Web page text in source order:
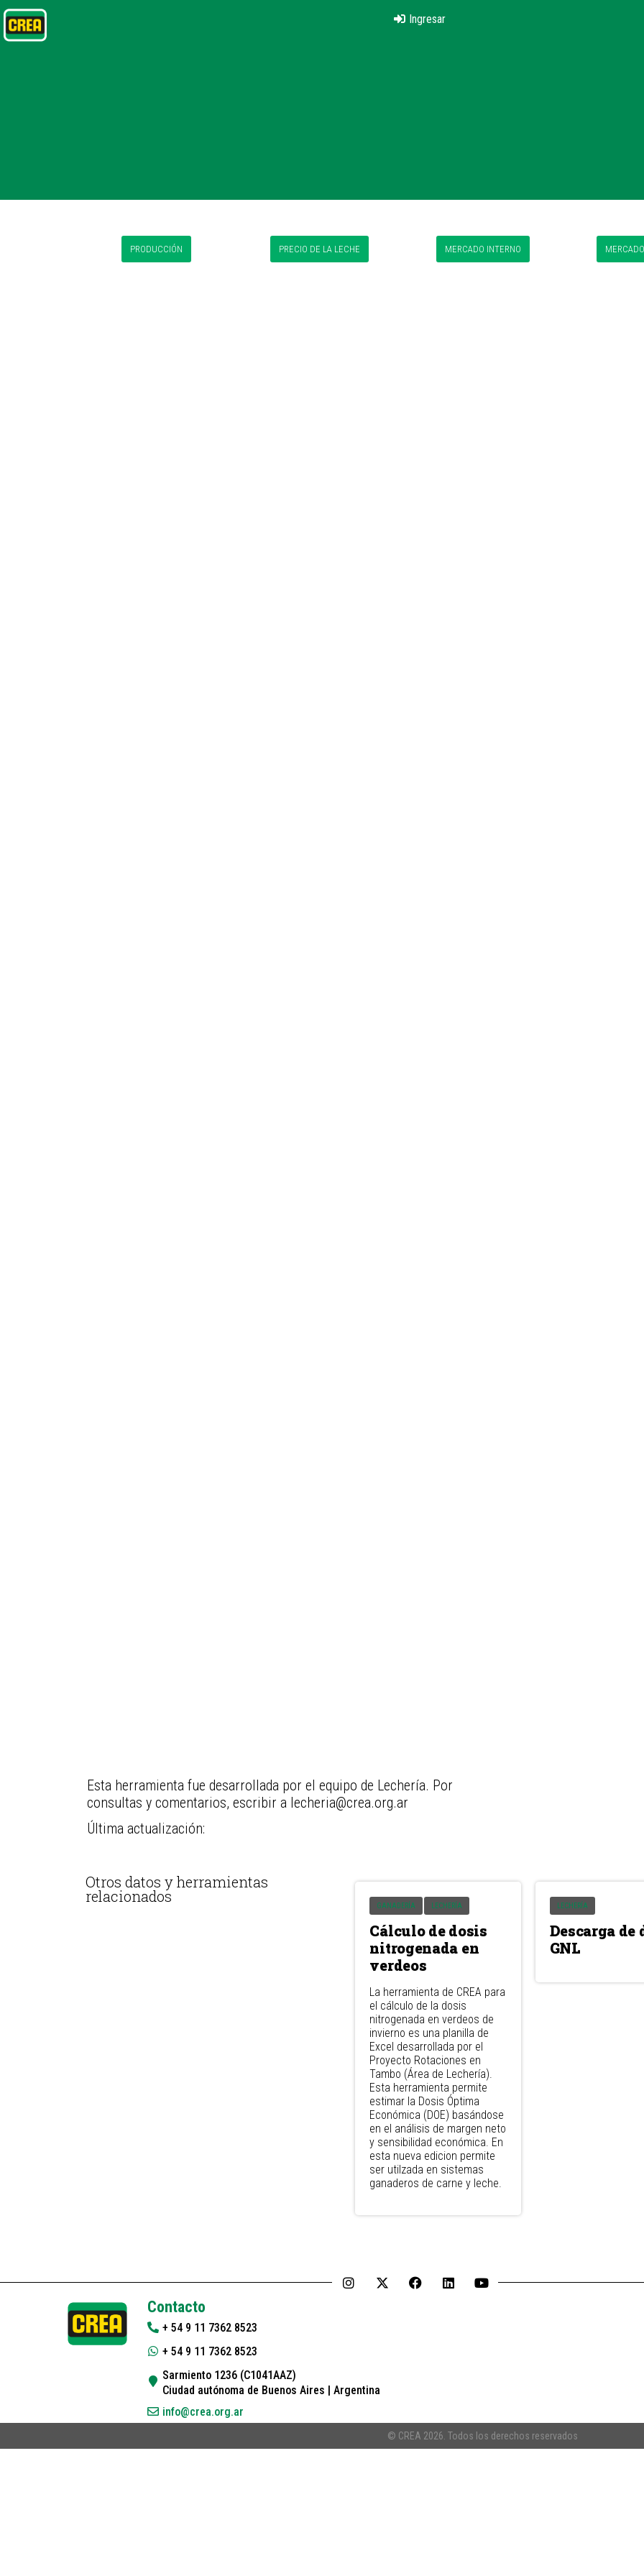
Ingresar
PRODUCCIÓN PRECIO DE LA LECHE MERCADO INTERNO
Esta herramienta fue desarrollada por el equipo de Lechería. Por
consultas y comentarios, escribir a lecheria@crea.org.ar
Última actualización:
Otros datos y herramientas
relacionados
GANADERÍA LECHERÍA
Cálculo de dosis
nitrogenada en
verdeos
La herramienta de CREA para
el cálculo de la dosis
nitrogenada en verdeos de
invierno es una planilla de
Excel desarrollada por el
Proyecto Rotaciones en
Tambo (Área de Lechería).
Esta herramienta permite
estimar la Dosis Óptima
Económica (DOE) basándose
en el análisis de margen neto
y sensibilidad económica. En
esta nueva edicion permite
ser utilzada en sistemas
ganaderos de carne y leche.
LECHERÍA
Descarga de
GNL
Contacto
+ 54 9 11 7362 8523
+ 54 9 11 7362 8523
Sarmiento 1236 (C1041AAZ)
Ciudad autónoma de Buenos Aires | Argentina
info@crea.org.ar
© CREA 2026. Todos los derechos reservados